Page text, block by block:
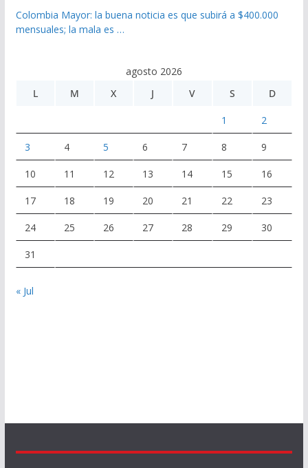
Colombia Mayor: la buena noticia es que subirá a $400.000
mensuales; la mala es …
agosto 2026
L
M X J V S D
1 2
3 4 5 6 7 8 9
10 11 12 13 14 15 16
17 18 19 20 21 22 23
24 25 26 27 28 29 30
31
« Jul